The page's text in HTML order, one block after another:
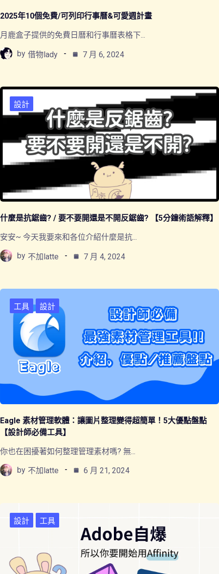
2025年10個免費/可列印行事曆&可愛週計畫
月鹿盒子提供的免費日曆和行事曆表格下...
by 借物lady 7 月 6, 2024
設計
什麼是抗鋸齒? / 要不要開還是不開反鋸齒? 【5分鐘術語解釋】
安安~ 今天我要來和各位介紹什麼是抗...
by 不加latte 7 月 4, 2024
工具 設計
Eagle 素材管理軟體：讓圖片整理變得超簡單！5大優點盤點
【設計師必備工具】
你也在困擾著如何整理管理素材嗎? 無...
by 不加latte 6 月 21, 2024
設計 工具